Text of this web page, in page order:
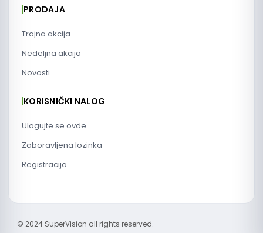
PRODAJA
Trajna akcija
Nedeljna akcija
Novosti
KORISNIČKI NALOG
Ulogujte se ovde
Zaboravljena lozinka
Registracija
© 2024 SuperVision all rights reserved.